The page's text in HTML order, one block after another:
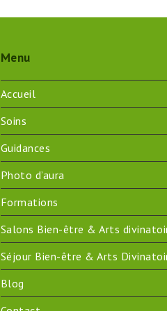
Menu
Accueil
Soins
Guidances
Photo d’aura
Formations
Salons Bien-être & Arts
Séjour Bien-être & Arts
Blog